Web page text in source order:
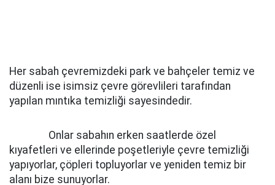
Her sabah çevremizdeki park ve bahçeler temiz ve
düzenli ise isimsiz çevre görevlileri tarafından
yapılan mıntıka temizliği sayesindedir.
Onlar sabahın erken saatlerde özel
kıyafetleri ve ellerinde poşetleriyle çevre temizliği
yapıyorlar, çöpleri topluyorlar ve yeniden temiz bir
alanı bize sunuyorlar.